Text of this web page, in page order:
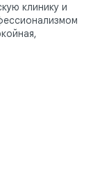
клинику и